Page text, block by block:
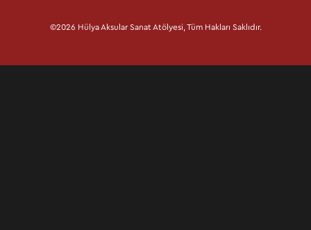
©2026 Hülya Aksular Sanat Atölyesi, Tüm Hakları Saklıdır.